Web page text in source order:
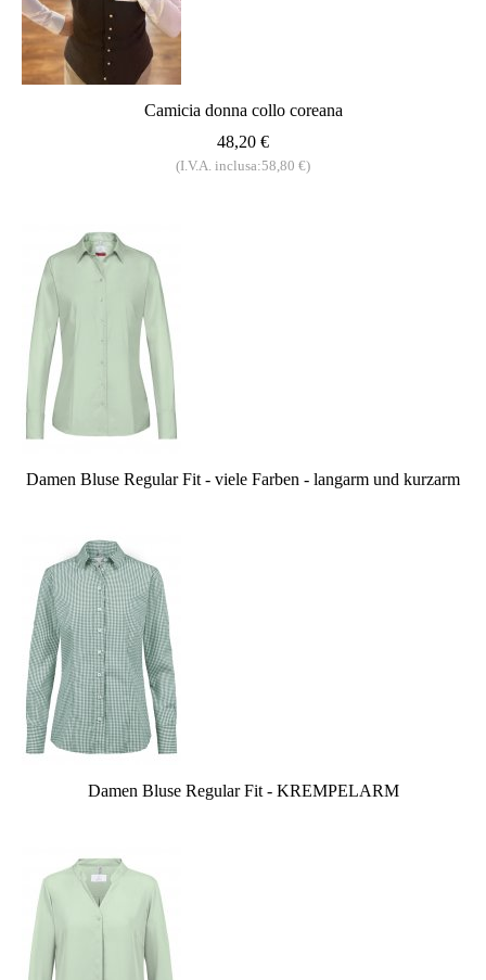
Camicia donna collo coreana
48,20 €
(I.V.A. inclusa:58,80 €)
Damen Bluse Regular Fit - viele Farben - langarm und kurzarm
Damen Bluse Regular Fit - KREMPELARM